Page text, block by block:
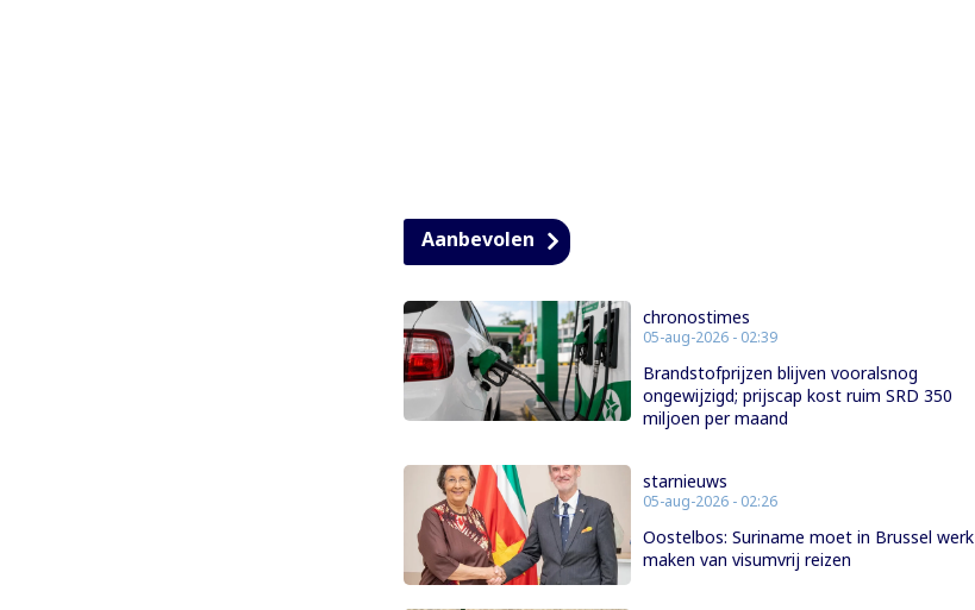
Aanbevolen
chronostimes
05-aug-2026 - 02:39
Brandstofprijzen blijven vooralsnog
ongewijzigd; prijscap kost ruim SRD 350
miljoen per maand
starnieuws
05-aug-2026 - 02:26
Oostelbos: Suriname moet in Brussel werk
maken van visumvrij reizen